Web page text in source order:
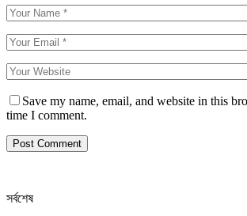
Save my name, email, and website in this
time I comment.
সর্বশেষ